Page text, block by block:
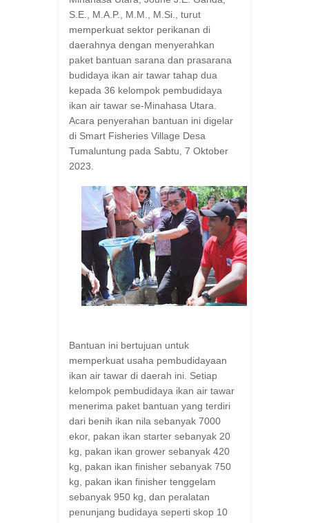
S.E., M.A.P., M.M., M.Si., turut
memperkuat sektor perikanan di
daerahnya dengan menyerahkan
paket bantuan sarana dan prasarana
budidaya ikan air tawar tahap dua
kepada 36 kelompok pembudidaya
ikan air tawar se-Minahasa Utara.
Acara penyerahan bantuan ini digelar
di Smart Fisheries Village Desa
Tumaluntung pada Sabtu, 7 Oktober
2023.
Bantuan ini bertujuan untuk
memperkuat usaha pembudidayaan
ikan air tawar di daerah ini. Setiap
kelompok pembudidaya ikan air tawar
menerima paket bantuan yang terdiri
dari benih ikan nila sebanyak 7000
ekor, pakan ikan starter sebanyak 20
kg, pakan ikan grower sebanyak 420
kg, pakan ikan finisher sebanyak 750
kg, pakan ikan finisher tenggelam
sebanyak 950 kg, dan peralatan
penunjang budidaya seperti skop 10